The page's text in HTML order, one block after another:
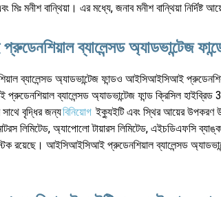
মিঃ মনীশ বান্থিয়া। এর মধ্যে, জনাব মনীশ বান্থিয়া
ব্যালেন্সড অ্যাডভান্টেজ
ব্যালেন্সড অ্যাডভান্টেজ ফান্ডও আইসিআইসিআই
ব্যালেন্সড অ্যাডভান্টেজ ফান্ড ক্রিসিল
সাথে বৃদ্ধির জন্যবিনিয়োগ ইক্যুইটি এবং স্থির আয়ের উপকরণ
লিমিটেড, অ্যাপোলো টায়ারস লিমিটেড, এইচডিএফসি ব্যাঙ্ক
রয়েছে। আইসিআইসিআই প্রুডেনশিয়াল ব্যালেন্সড